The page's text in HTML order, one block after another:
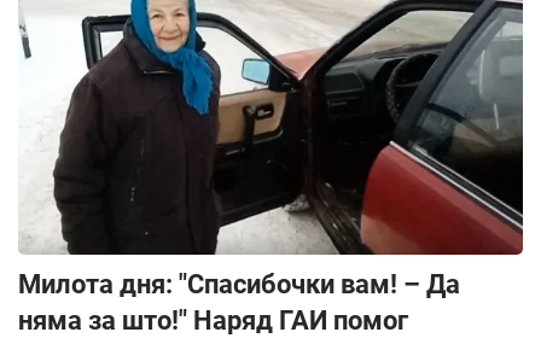
Милота дня: "Спасибочки вам! – Да
няма за што!" Наряд ГАИ помог